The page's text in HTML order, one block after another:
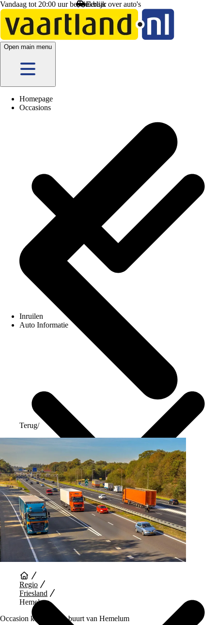
Vandaag tot 20:00 uur beschikbaar
Open main menu
Homepage
Occasions
Inruilen
Auto Informatie
Auto Diensten
Terug/
Regio
Friesland
Hemelum
Occasion kopen in de buurt van Hemelum